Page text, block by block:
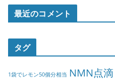
最近のコメント
タグ
1袋でレモン50個分相当 NMN点滴